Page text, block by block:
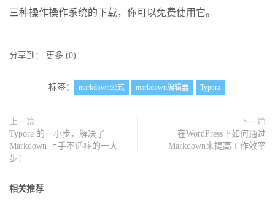
三种操作操作系统的下载，你可以免费使用它。
分享到： 更多 (0)
标签： markdown公式 markdown编辑器 Typora
上一篇
Typora 的一小步，解决了
Markdown 上手不适症的一大
步！
下一篇
在WordPress下如何通过
Markdown来提高工作效率
相关推荐